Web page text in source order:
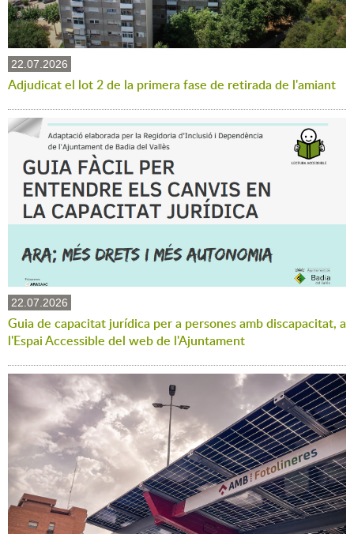
22.07.2026
Adjudicat el lot 2 de la primera fase de retirada de l'amiant
22.07.2026
Guia de capacitat jurídica per a persones amb discapacitat, a
l'Espai Accessible del web de l'Ajuntament